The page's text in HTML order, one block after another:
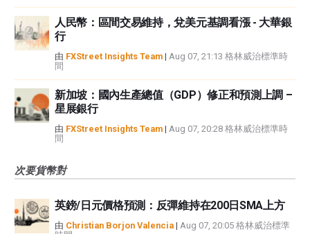
人民幣：區間交易維持，兌美元基調看漲 - 大華銀
行
由 FXStreet Insights Team | Aug 07, 21:13 格林威治標準時
間
新加坡：國內生產總值（GDP）修正和預測上調 –
星展銀行
由 FXStreet Insights Team | Aug 07, 20:28 格林威治標準時
間
次要貨幣對
英鎊/日元價格預測：反彈維持在200日SMA上方
由 Christian Borjon Valencia | Aug 07, 20:05 格林威治標準